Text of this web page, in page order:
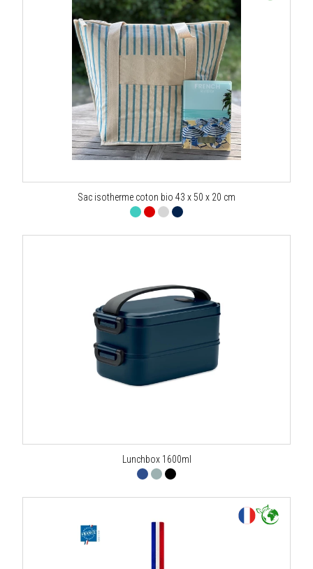
Sac isotherme coton bio 43 x 50 x 20 cm
Lunchbox 1600ml